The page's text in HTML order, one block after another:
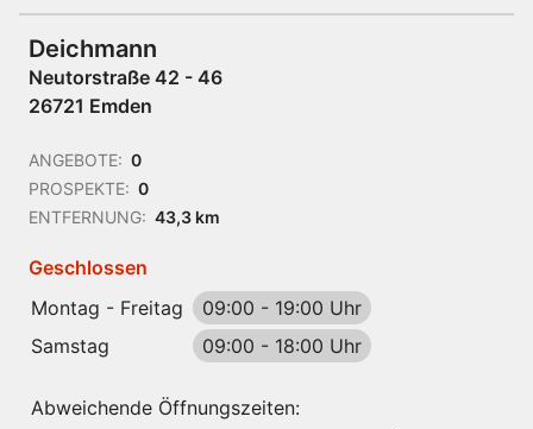
Deichmann
Neutorstraße 42 - 46
26721 Emden
ANGEBOTE: 0
PROSPEKTE: 0
ENTFERNUNG: 43,3 km
Geschlossen
Montag - Freitag
09:00 - 19:00 Uhr
Samstag
09:00 - 18:00 Uhr
Abweichende Öffnungszeiten: